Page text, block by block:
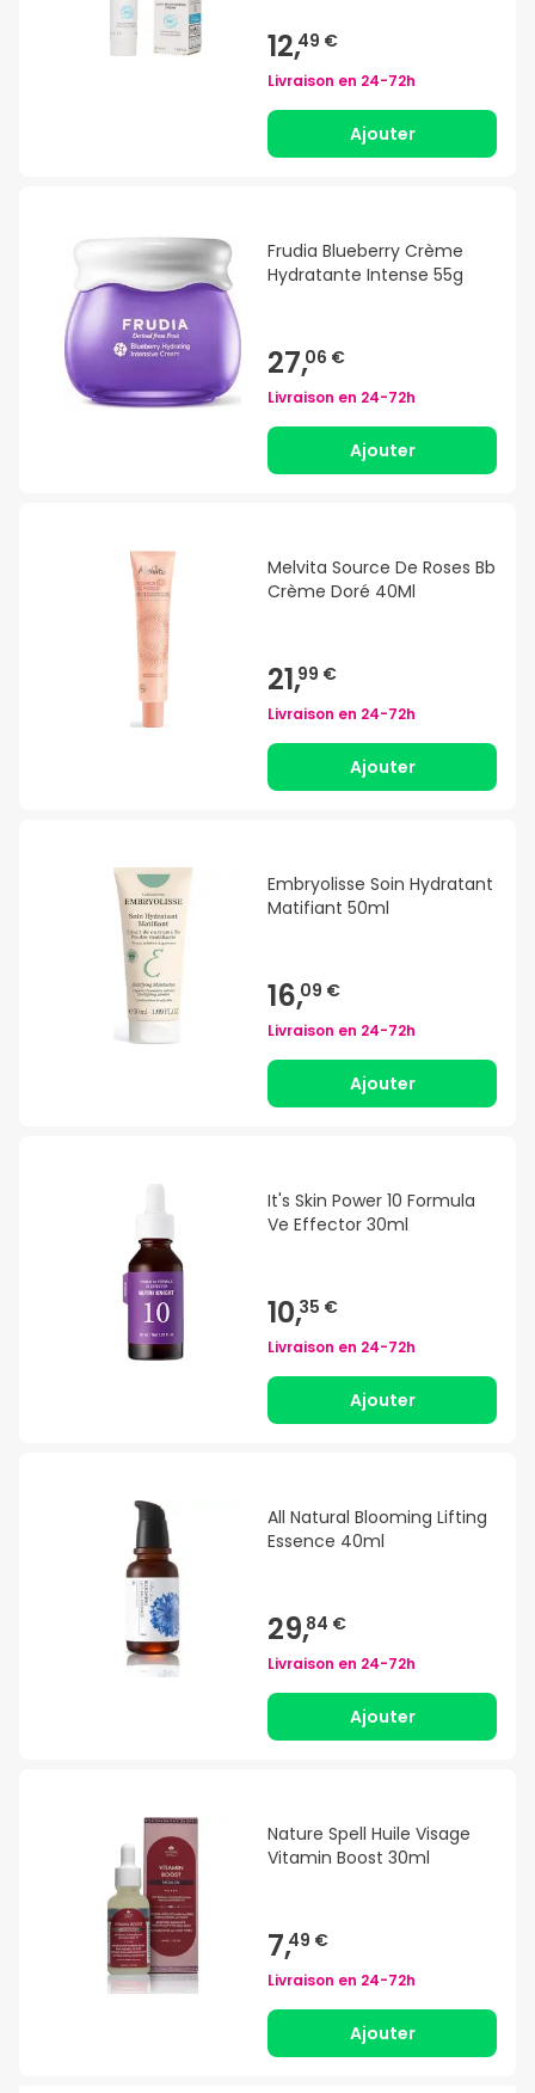
12,49 €
Livraison en 24-72h
Ajouter
Frudia Blueberry Crème
Hydratante Intense 55g
27,06 €
Livraison en 24-72h
Ajouter
Melvita Source De Roses Bb
Crème Doré 40Ml
21,99 €
Livraison en 24-72h
Ajouter
Embryolisse Soin Hydratant
Matifiant 50ml
16,09 €
Livraison en 24-72h
Ajouter
It's Skin Power 10 Formula
Ve Effector 30ml
10,35 €
Livraison en 24-72h
Ajouter
All Natural Blooming Lifting
Essence 40ml
29,84 €
Livraison en 24-72h
Ajouter
Nature Spell Huile Visage
Vitamin Boost 30ml
7,49 €
Livraison en 24-72h
Ajouter